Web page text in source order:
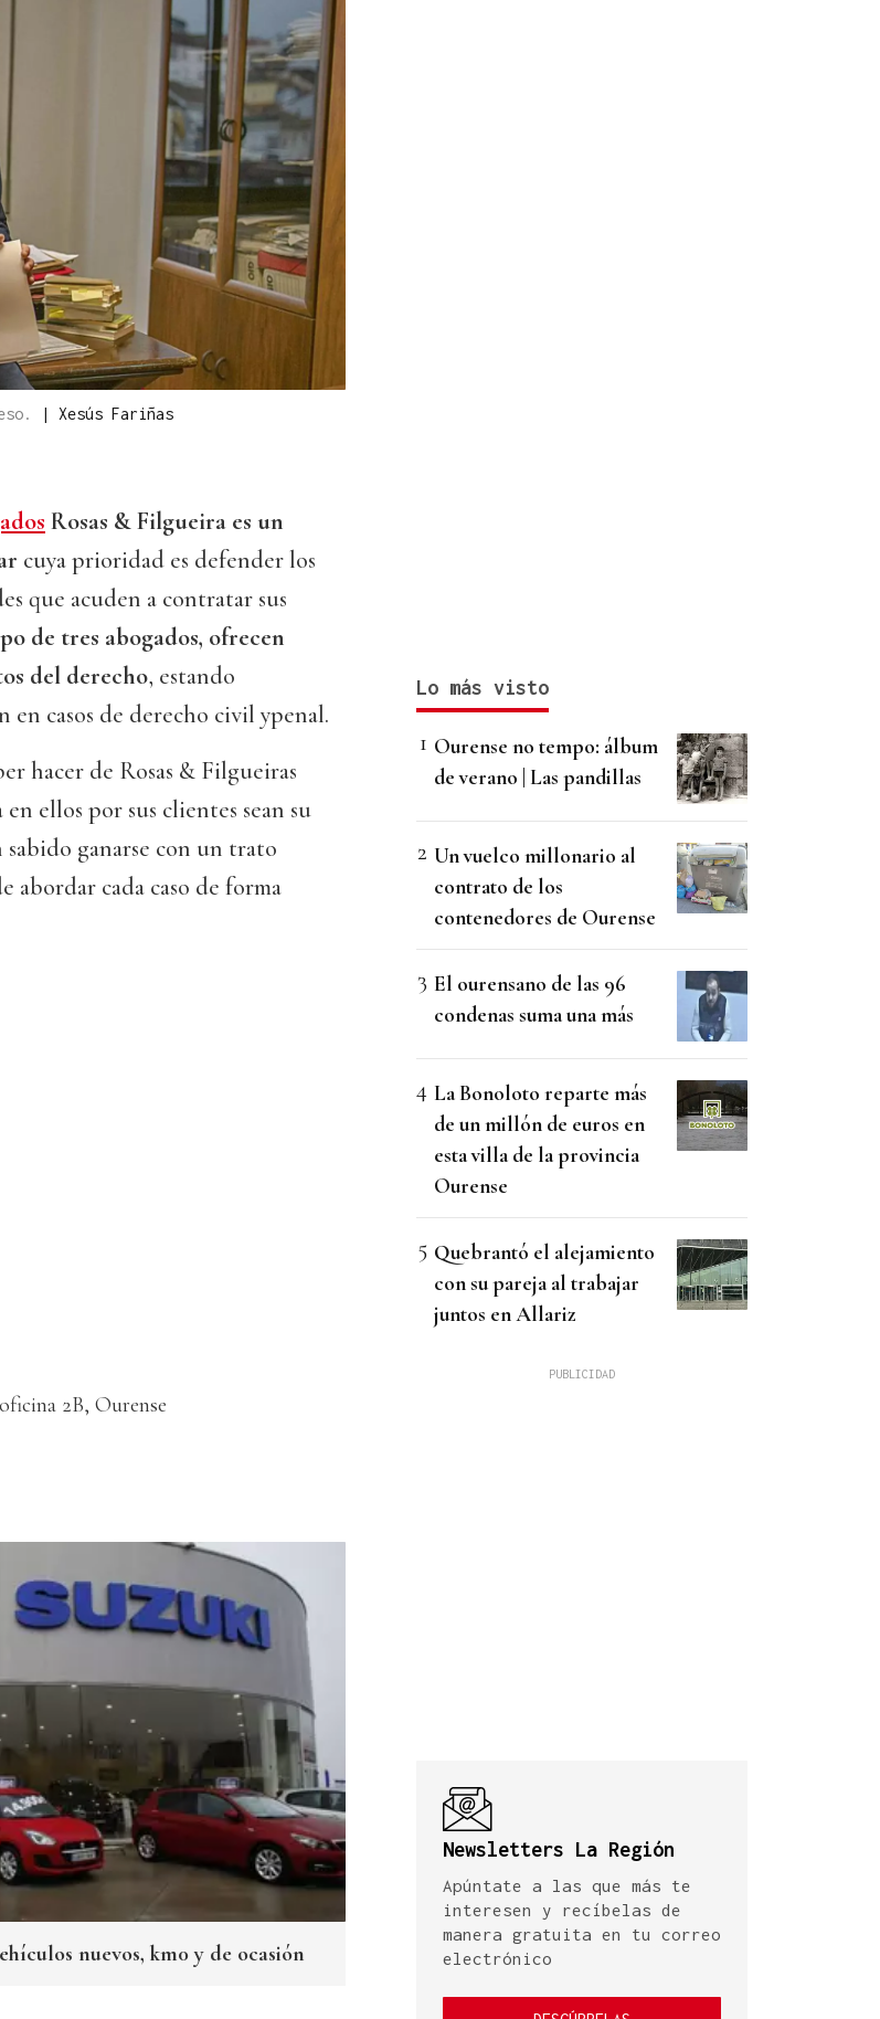
| Xesús Fariñas
Rosas & Filgueira es un
cuya prioridad es defender los
que acuden a contratar sus
de tres abogados, ofrecen
del derecho, estando
en casos de derecho civil ypenal.
hacer de Rosas & Filgueiras
ellos por sus clientes sean su
ganarse con un trato
abordar cada caso de forma
2B, Ourense
nuevos, km0 y de ocasión
Lo más visto
Ourense no tempo: álbum
de verano | Las pandillas
Un vuelco millonario al
contrato de los
contenedores de Ourense
El ourensano de las 96
condenas suma una más
La Bonoloto reparte más
de un millón de euros en
esta villa de la provincia
Ourense
Quebrantó el alejamiento
con su pareja al trabajar
juntos en Allariz
Newsletters La Región
Apúntate a las que más te
interesen y recíbelas de
manera gratuita en tu correo
electrónico